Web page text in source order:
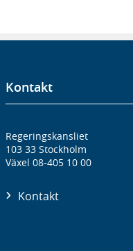
Kontakt
Regeringskansliet
103 33 Stockholm
Växel 08-405 10 00
Kontakt